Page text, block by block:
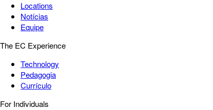
Locations
Notícias
Equipe
The EC Experience
Technology
Pedagogia
Currículo
For Individuals